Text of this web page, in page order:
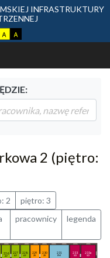
INFRASTRUKTURY
2 (piętro:
2
piętro: 3
pracownicy legenda
226
AF
227
AF
228
AF
229
ZK
230
ZK
231
PM
233
SD
233a
SD